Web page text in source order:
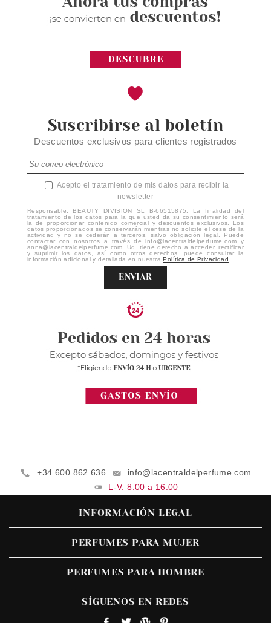
Suscribirse al boletín
Descuentos exclusivos para clientes registrados
Acepto el tratamiento de mis datos para recibir la
newsletter
Responsable: BEAUTY DIVISION SL B-66515875. La finalidad del
tratamiento de los datos para la que usted da su consentimiento será
la de proporcionar contenido comercial y descuentos exclusivos. Los
datos proporcionados se conservarán mientras no solicite el cese de la
actividad y no se cederán a terceros, salvo obligación legal. Puede
contactar con nosotros a través de info@lacentraldelperfume.com y
anna@lacentraldelperfume.com. Ud. tiene derecho a acceder, rectificar
y suprimir los datos, así como otros derechos, puede consultar la
información adicional y detallada en nuestraPolítica de Privacidad
ENVIAR
+34 600 862 636
info@lacentraldelperfume.com
L-V: 8:00 a 16:00
INFORMACIÓN LEGAL
PERFUMES PARA MUJER
PERFUMES PARA HOMBRE
SÍGUENOS EN REDES